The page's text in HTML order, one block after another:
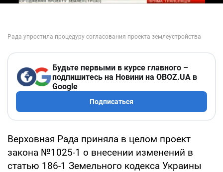
Будьте первыми в курсе главного –
подпишитесь на Новини на OBOZ.UA в
Google
Подписаться
Верховная Рада приняла в целом проект
закона №1025-1 о внесении изменений в
статью 186-1 Земельного кодекса Украины